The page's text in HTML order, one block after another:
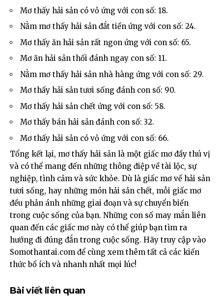
Mơ thấy hải sản có vỏ ứng với con số: 18.
Nằm mơ thấy hải sản đắt tiền ứng với con số: 24.
Mơ thấy ăn hải sản rất ngon ứng với con số: 65.
Mơ ăn hải sản thối đánh ngay con số: 11.
Nằm mơ thấy hải sản nhà hàng ứng với con số: 29.
Mơ thấy hải sản tươi sống đánh con số: 90.
Mơ thấy hải sản chết ứng với con số: 58.
Mơ thấy bán hải sản đánh con số: 32.
Mơ thấy hải sản có vỏ ứng với con số: 66.
Tổng kết lại, mơ thấy hải sản là một giấc mơ đầy thú vị
và có thể mang đến những thông điệp về tài lộc, sự
nghiệp, tình cảm và sức khỏe. Dù là giấc mơ về hải sản
tươi sống, hay những món hải sản chết, mỗi giấc mơ
đều phản ánh những giai đoạn và sự chuyển biến
trong cuộc sống của bạn. Những con số may mắn liên
quan đến các giấc mơ này có thể giúp bạn tìm ra
hướng đi đúng đắn trong cuộc sống. Hãy truy cập vào
Somothantai.com để cùng xem thêm tất cả các kiến
thức bổ ích và nhanh nhất mọi lúc!
Bài viết liên quan